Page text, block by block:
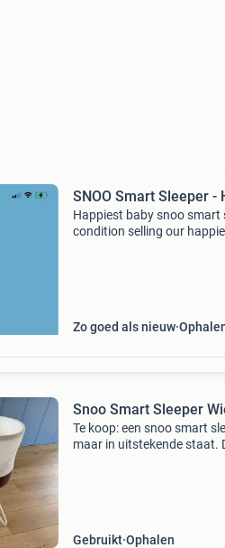
SNOO Smart Sleeper -
Happiest baby snoo smart
condition selling our
Zo goed als nieuw
Snoo Smart Sleeper
Te koop: een snoo smart
maar in uitstekende staat.
Gebruikt Ophalen